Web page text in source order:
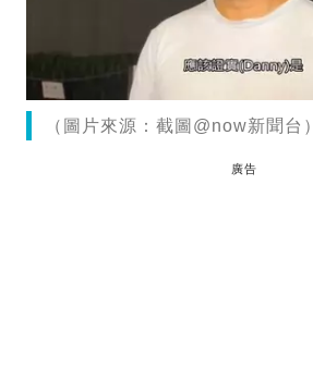
（圖片來源：截圖@now新聞台）
廣告